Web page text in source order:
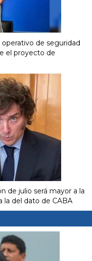
de seguridad
el proyecto de
de julio será mayor a la
la del dato de CABA